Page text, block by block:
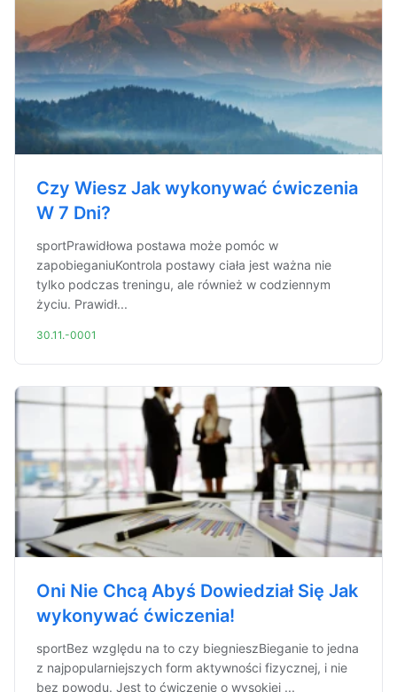
Czy Wiesz Jak wykonywać ćwiczenia
W 7 Dni?
sportPrawidłowa postawa może pomóc w
zapobieganiuKontrola postawy ciała jest ważna nie
tylko podczas treningu, ale również w codziennym
życiu. Prawidł...
30.11.-0001
Oni Nie Chcą Abyś Dowiedział Się Jak
wykonywać ćwiczenia!
sportBez względu na to czy biegnieszBieganie to jedna
z najpopularniejszych form aktywności fizycznej, i nie
bez powodu. Jest to ćwiczenie o wysokiej ...